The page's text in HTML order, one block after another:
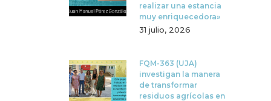
realizar una estancia
muy enriquecedora»
31 julio, 2026
FQM-363 (UJA)
investigan la manera
de transformar
residuos agrícolas en